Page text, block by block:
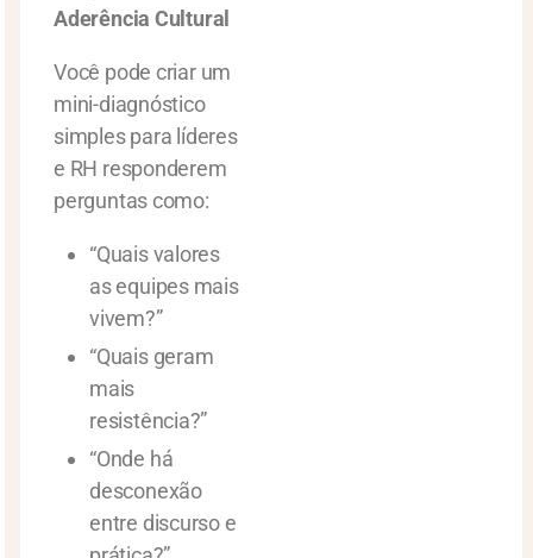
Aderência Cultural
Você pode criar um
mini-diagnóstico
simples para líderes
e RH responderem
perguntas como:
“Quais valores
as equipes mais
vivem?”
“Quais geram
mais
resistência?”
“Onde há
desconexão
entre discurso e